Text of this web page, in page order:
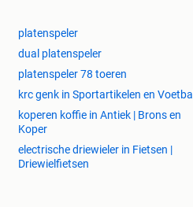
platenspeler
dual platenspeler
platenspeler 78 toeren
krc genk in Sportartikelen en Voetbal
koperen koffie in Antiek | Brons en
Koper
electrische driewieler in Fietsen |
Driewielfietsen